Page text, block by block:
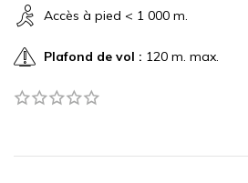
Accès à pied < 1 000 m.
Plafond de vol : 120 m. max.